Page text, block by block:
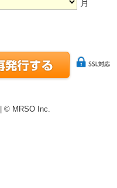
月
| © MRSO Inc.